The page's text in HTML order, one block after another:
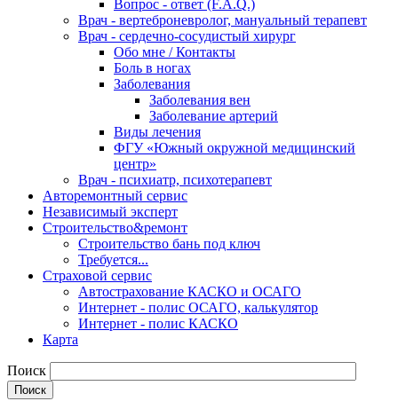
Вопрос - ответ (F.A.Q.)
Врач - вертеброневролог, мануальный терапевт
Врач - сердечно-сосудистый хирург
Обо мне / Контакты
Боль в ногах
Заболевания
Заболевания вен
Заболевание артерий
Виды лечения
ФГУ «Южный окружной медицинский
центр»
Врач - психиатр, психотерапевт
Авторемонтный сервис
Независимый эксперт
Строительство&ремонт
Строительство бань под ключ
Требуется...
Страховой сервис
Автострахование КАСКО и ОСАГО
Интернет - полис ОСАГО, калькулятор
Интернет - полис КАСКО
Карта
Поиск